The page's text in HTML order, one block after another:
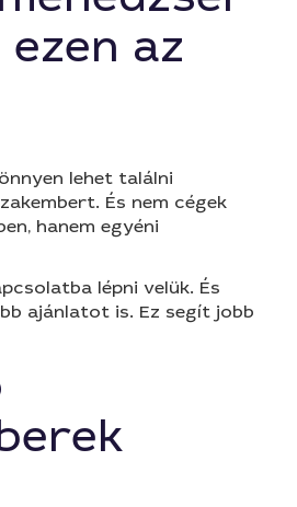
az
lehet találni
És nem cégek
hanem egyéni
lépni velük. És
ajánlatot is. Ez segít jobb